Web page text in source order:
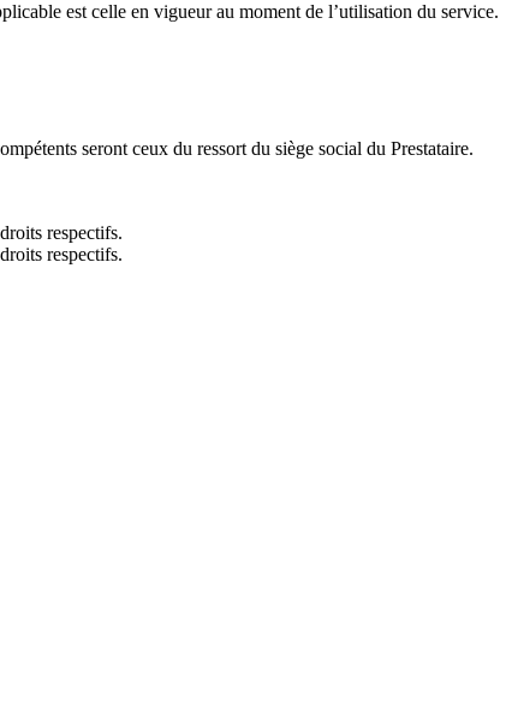
est celle en vigueur au moment de l’utilisation du service.
seront ceux du ressort du siège social du Prestataire.
respectifs.
respectifs.